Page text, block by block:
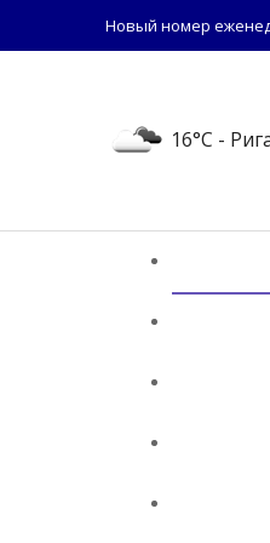
Новый номер
16°C -